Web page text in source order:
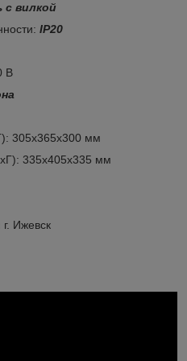
с вилкой
IP20
В
305x365x300 мм
335x405x335 мм
г. Ижевск